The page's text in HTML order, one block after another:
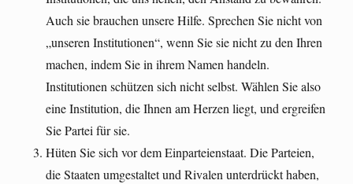
Auch sie brauchen unsere Hilfe. Sprechen Sie nicht von
„unseren Institutionen“, wenn Sie sie nicht zu den Ihren
machen, indem Sie in ihrem Namen handeln.
Institutionen schützen sich nicht selbst. Wählen Sie also
eine Institution, die Ihnen am Herzen liegt, und ergreifen
Sie Partei für sie.
Hüten Sie sich vor dem Einparteienstaat. Die Parteien,
die Staaten umgestaltet und Rivalen unterdrückt haben,